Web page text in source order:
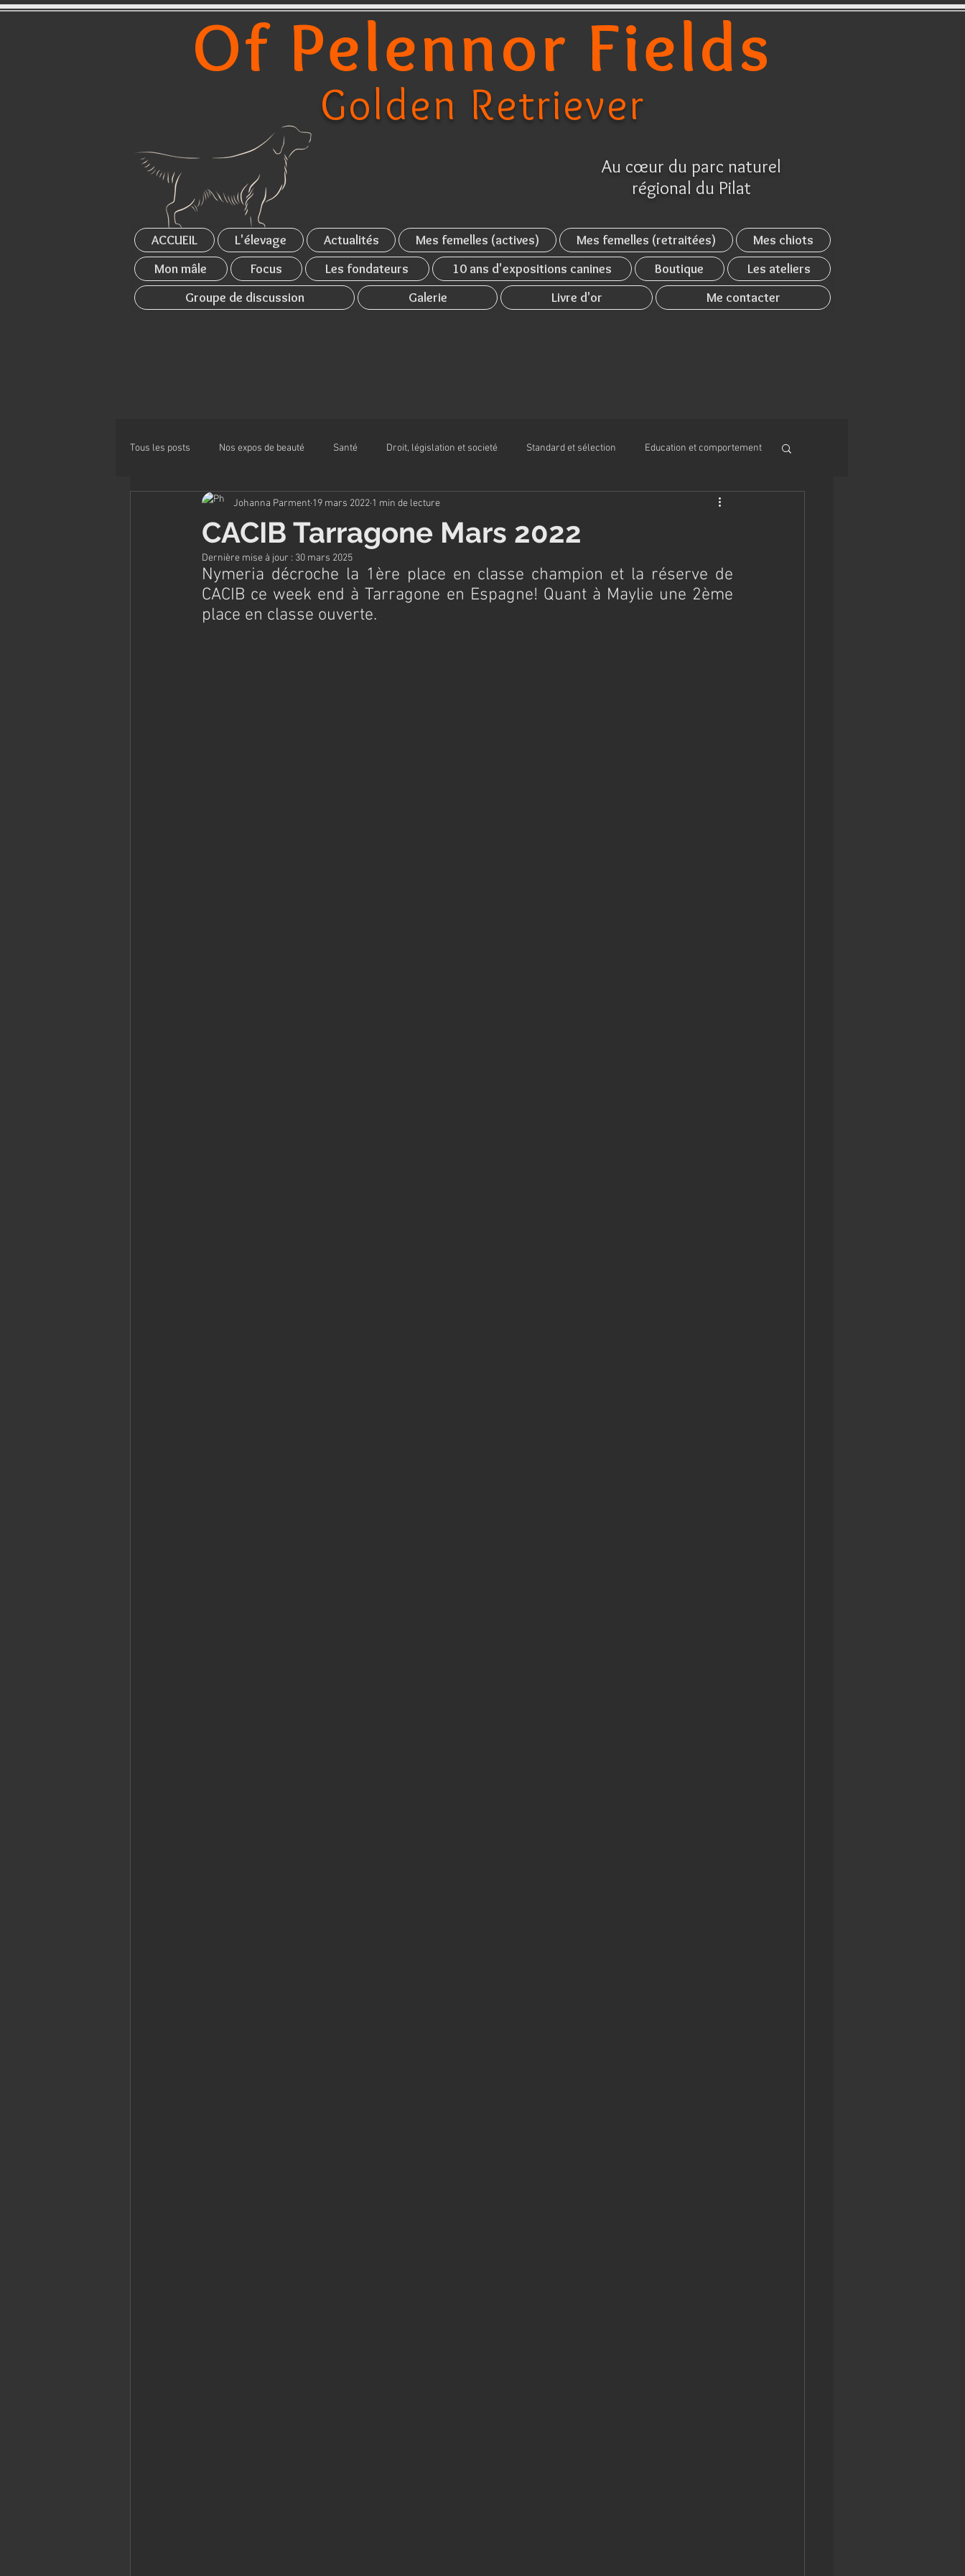
Of Pelennor Fields
Golden Retriever
Au cœur du parc naturel
régional du Pilat
ACCUEIL L'élevage Actualités Mes femelles (actives) Mes femelles (retraitées)
Mes chiots
Mon mâle
Focus Les fondateurs 10 ans d'expositions canines Boutique
Les ateliers
Groupe de discussion
Galerie Livre d'or Me contacter
Tous les posts Nos expos de beauté Santé Droit, législation et societé Standard et sélection Education et comportement
Alimentation
CACIB Tarragone Mars 2022
Johanna Parment 19 mars 2022 1 min de lecture
Dernière mise à jour : 30 mars 2025
Nymeria décroche la 1ère place en classe champion et la réserve de
CACIB ce week end à Tarragone en Espagne! Quant à Maylie une 2ème
place en classe ouverte.